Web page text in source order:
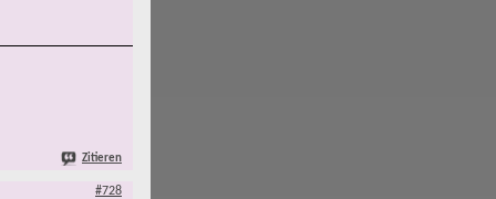
Zitieren
#728